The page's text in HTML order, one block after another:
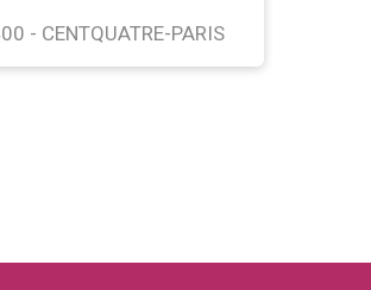
- CENTQUATRE-PARIS